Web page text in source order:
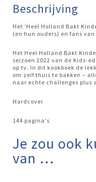
Beschrijving
Het ‘Heel Holland Bakt
(en hun ouders) en fans
Het Heel Holland Bakt
seizoen 2022 van de Kids-
op tv. In dit kookboek de
om zelf thuis te bakken –
naar echte challenges plus
Hardcover
144 pagina's
Je zou ook
van …